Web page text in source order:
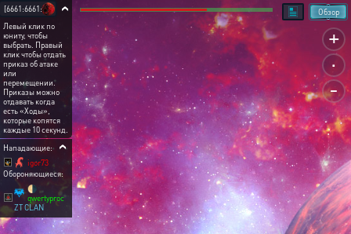
+
.
-
Обзор
[6661:6661:1]
Левый клик по
юниту, чтобы
выбрать. Правый
клик чтобы отдать
приказ об атаке
или
перемещении.
Приказы можно
отдавать когда
есть «Ходы»,
которые копятся
каждые 10 секунд.
Нападающие:
igor73
Обороняющиеся:
🌗
qwertyproc
ZT CLAN